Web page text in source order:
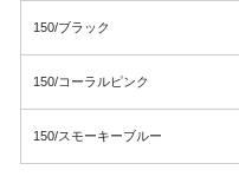
150/ブラック
150/コーラルピンク
150/スモーキーブルー